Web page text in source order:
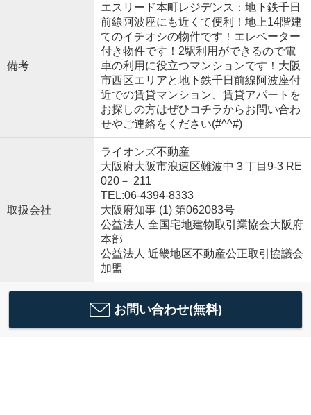
備考
エスリード本町レジデンス：地下鉄千日
前線阿波座にも近くて便利！地上14階建
てのイチオシの物件です！エレベーター
付き物件です！2駅利用ができるので電
車の利用に役立つマンションです！大阪
市西区エリアと地下鉄千日前線阿波座付
近での賃貸マンション、賃貸アパートを
お探しの方はぜひコチラからお問い合わ
せやご連絡をください(#^^#)
取扱会社
ライオンズ不動産
大阪府大阪市浪速区難波中３丁目9-3 RE
020－ 211
TEL:06-4394-8333
大阪府知事 (1) 第062083号
公益法人 全国宅地建物取引業協会大阪府
本部
公益法人 近畿地区不動産公正取引協議会
加盟
お問い合わせ(無料)